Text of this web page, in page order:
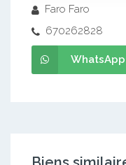
Faro Faro
670262828
WhatsApp